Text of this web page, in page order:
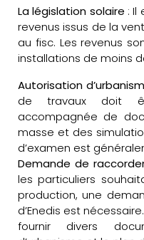
La législation solaire : Il
revenus issus de la
au fisc. Les revenus
installations de moins
Autorisation
de travaux doit
accompagnée de
masse et des
d’examen est
Demande de
les particuliers
production, une
d’Enedis est
fournir divers